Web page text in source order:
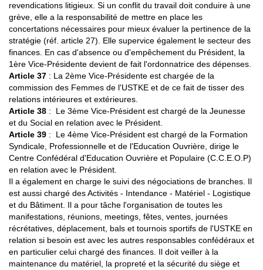
revendications litigieux. Si un conflit du travail doit conduire à une
grève, elle a la responsabilité de mettre en place les
concertations nécessaires pour mieux évaluer la pertinence de la
stratégie (réf. article 27). Elle supervice également le secteur des
finances. En cas d'absence ou d'empêchement du Président, la
1ère Vice-Présidente devient de fait l'ordonnatrice des dépenses.
Article 37 : La 2ème Vice-Présidente est chargée de la
commission des Femmes de l'USTKE et de ce fait de tisser des
relations intérieures et extérieures.
Article 38 : Le 3ème Vice-Président est chargé de la Jeunesse
et du Social en relation avec le Président.
Article 39 : Le 4ème Vice-Président est chargé de la Formation
Syndicale, Professionnelle et de l'Education Ouvrière, dirige le
Centre Confédéral d'Education Ouvrière et Populaire (C.C.E.O.P)
en relation avec le Président.
Il a également en charge le suivi des négociations de branches. Il
est aussi chargé des Activités - Intendance - Matériel - Logistique
et du Bâtiment. Il a pour tâche l'organisation de toutes les
manifestations, réunions, meetings, fêtes, ventes, journées
récrétatives, déplacement, bals et tournois sportifs de l'USTKE en
relation si besoin est avec les autres responsables confédéraux et
en particulier celui chargé des finances. Il doit veiller à la
maintenance du matériel, la propreté et la sécurité du siège et